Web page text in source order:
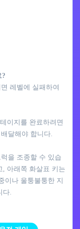
?
레벨에 실패하여
이지를 완료하려면
달해야 합니다.
을 조종할 수 있습
, 아래쪽 화살표 키는
이나 울퉁불퉁한 지
.